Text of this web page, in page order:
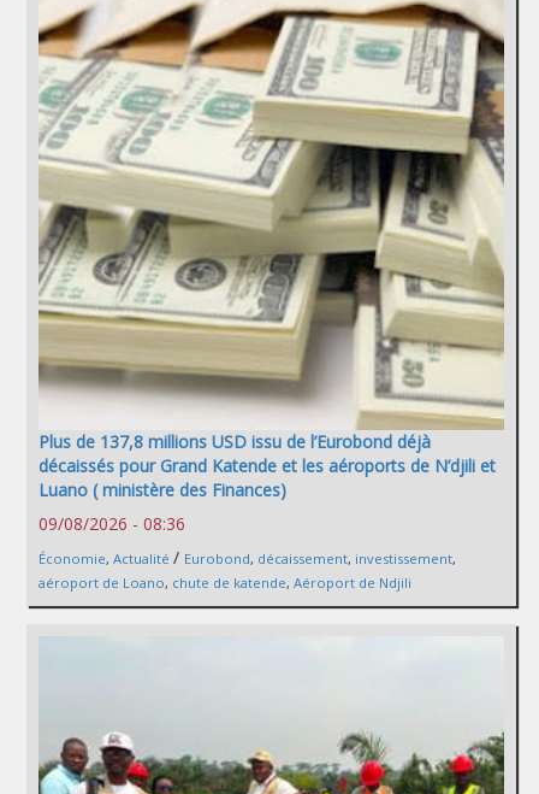
Plus de 137,8 millions USD issu de l’Eurobond déjà
décaissés pour Grand Katende et les aéroports de N’djili et
Luano ( ministère des Finances)
09/08/2026 - 08:36
Économie, Actualité / Eurobond, décaissement, investissement,
aéroport de Loano, chute de katende, Aéroport de Ndjili